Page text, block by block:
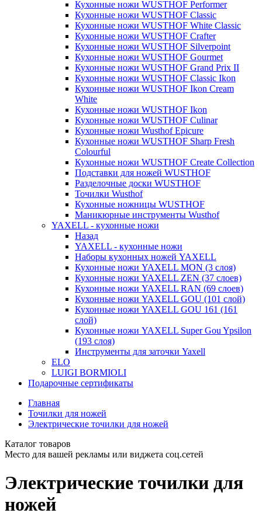
Кухонные ножи WUSTHOF Performer
Кухонные ножи WUSTHOF Classic
Кухонные ножи WUSTHOF White Classic
Кухонные ножи WUSTHOF Crafter
Кухонные ножи WUSTHOF Silverpoint
Кухонные ножи WUSTHOF Gourmet
Кухонные ножи WUSTHOF Grand Prix II
Кухонные ножи WUSTHOF Classic Ikon
Кухонные ножи WUSTHOF Ikon Cream
White
Кухонные ножи WUSTHOF Ikon
Кухонные ножи WUSTHOF Culinar
Кухонные ножи Wusthof Epicure
Кухонные ножи WUSTHOF Sharp Fresh
Colourful
Кухонные ножи WUSTHOF Create Collection
Подставки для ножей WUSTHOF
Разделочные доски WUSTHOF
Точилки Wusthof
Кухонные ножницы WUSTHOF
Маникюрные инструменты Wusthof
YAXELL - кухонные ножи
Назад
YAXELL - кухонные ножи
Наборы кухонных ножей YAXELL
Кухонные ножи YAXELL MON (3 слоя)
Кухонные ножи YAXELL ZEN (37 слоев)
Кухонные ножи YAXELL RAN (69 слоев)
Кухонные ножи YAXELL GOU (101 слой)
Кухонные ножи YAXELL GOU 161 (161
слой)
Кухонные ножи YAXELL Super Gou Ypsilon
(193 слоя)
Инструменты для заточки Yaxell
ELO
LUIGI BORMIOLI
Подарочные сертификаты
Главная
Точилки для ножей
Электрические точилки для ножей
Каталог товаров
Место для вашей рекламы или виджета соц.сетей
Электрические точилки для
ножей